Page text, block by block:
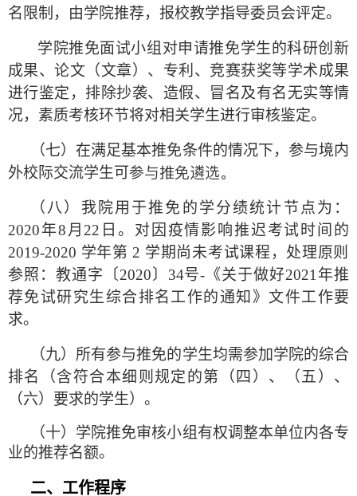
名限制，由学院推荐，报校教学指导委员会评定。
学院推免面试小组对申请推免学生的科研创新
成果、论文（文章）、专利、竞赛获奖等学术成果
进行鉴定，排除抄袭、造假、冒名及有名无实等情
况，素质考核环节将对相关学生进行审核鉴定。
（七）在满足基本推免条件的情况下，参与境内
外校际交流学生可 参与推免遴选。
（八）我院用于推免的学分绩统计节点为：
2020年8 月 22 日。对因疫情影响推迟考试时间的
2019-2020 学年第 2 学期尚未考试课程，处理原则
参照：教通字〔 2020 〕 34号- 《关于做好2021 年推
荐免试研究生综合排名工作的通知》文件工作要
求。
（九）所有参与推免的学生均需参加学院的综合
排名（含符合本细则规定的第（四）、（五）、
（六）要求的学生）。
（十）学院推免审核小组有权调整本单位内各专
业的推荐名额。
二、工作程序